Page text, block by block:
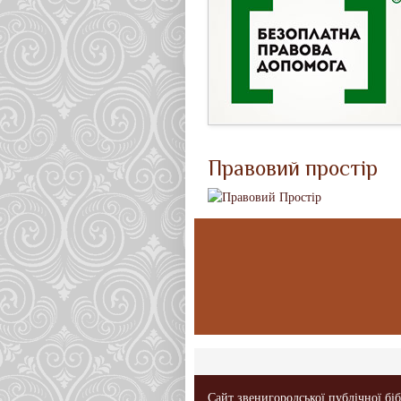
Правовий простір
Сайт звенигородської публічної